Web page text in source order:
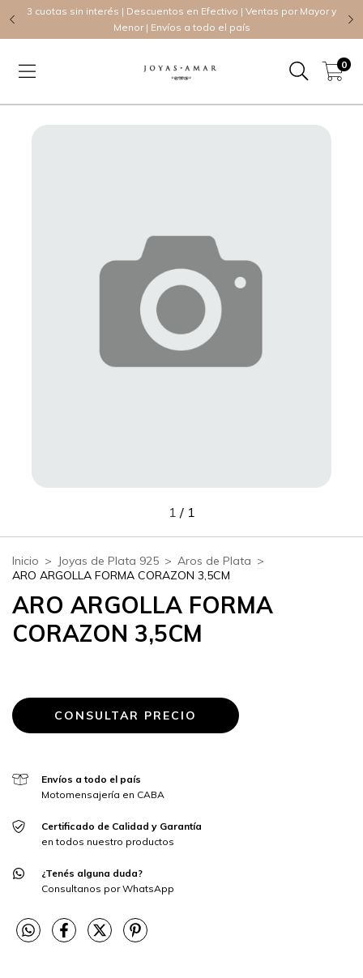
3 cuotas sin interés | Descuentos en Efectivo | Ventas por Mayor y
Menor | Envíos a todo el país
0
1 / 1
Inicio > Joyas de Plata 925 > Aros de Plata >
ARO ARGOLLA FORMA CORAZON 3,5CM
ARO ARGOLLA FORMA
CORAZON 3,5CM
Envíos a todo el país
Motomensajería en CABA
Certificado de Calidad y Garantía
en todos nuestro productos
¿Tenés alguna duda?
Consultanos por WhatsApp